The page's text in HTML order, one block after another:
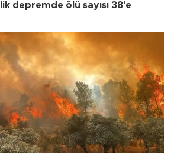
depremde ölü sayısı 38'e